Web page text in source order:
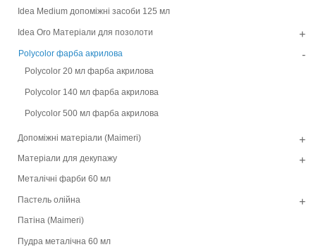
Idea Medium допомiжнi засоби 125 мл
+
Idea Oro Матерiали для позолоти
-
Polycolor фарба акрилова
Polycolor 20 мл фарба акрилова
Polycolor 140 мл фарба акрилова
Polycolor 500 мл фарба акрилова
+
Допомiжнi матерiали (Maimeri)
+
Матеріали для декупажу
Металічні фарби 60 мл
+
Пастель олійна
Патiна (Maimeri)
Пудра металiчна 60 мл